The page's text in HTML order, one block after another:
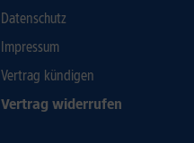
Datenschutz
Impressum
Vertrag kündigen
Vertrag widerrufen